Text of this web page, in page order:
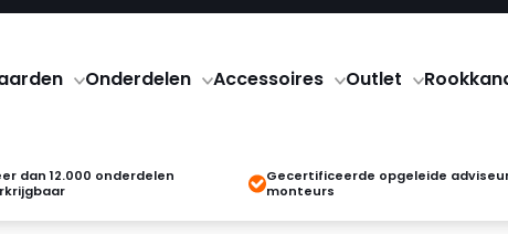
Onderdelen Accessoires Outlet
dan 12.000 onderdelen
Gecertificeerde opgeleide
monteurs